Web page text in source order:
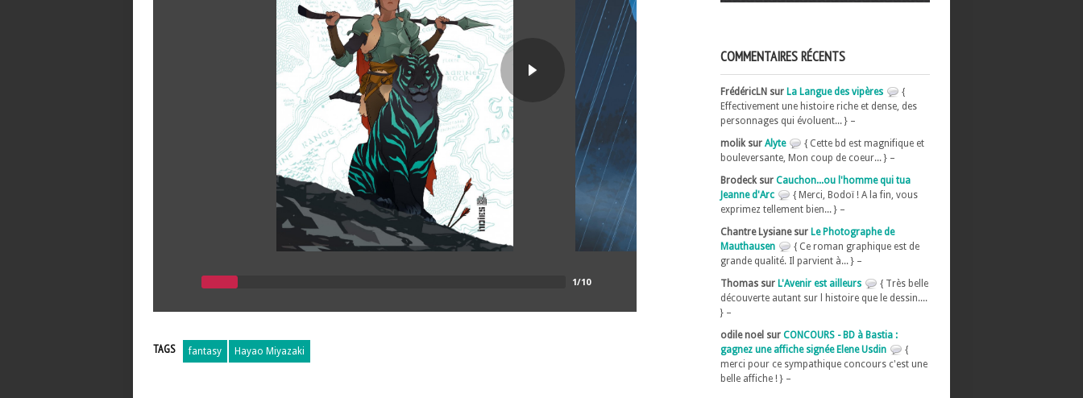
TAGS fantasy Hayao Miyazaki
COMMENTAIRES RÉCENTS
FrédéricLN sur La Langue des vipères
{
Effectivement une histoire riche et dense, des
personnages qui évoluent... } –
molik sur Alyte
{ Cette bd est magnifique et
bouleversante, Mon coup de coeur... } –
Brodeck sur Cauchon...ou l'homme qui tua
Jeanne d'Arc
{ Merci, Bodoï ! A la fin, vous
exprimez tellement bien... } –
Chantre Lysiane sur Le Photographe de
Mauthausen
{ Ce roman graphique est de
grande qualité. Il parvient à... } –
Thomas sur L'Avenir est ailleurs
{ Très belle
découverte autant sur l histoire que le dessin....
} –
odile noel sur CONCOURS - BD à Bastia :
gagnez une affiche signée Elene Usdin
{
merci pour ce sympathique concours c'est une
belle affiche ! } –